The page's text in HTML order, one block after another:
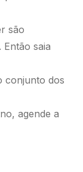
são
saia
conjunto dos
agende a